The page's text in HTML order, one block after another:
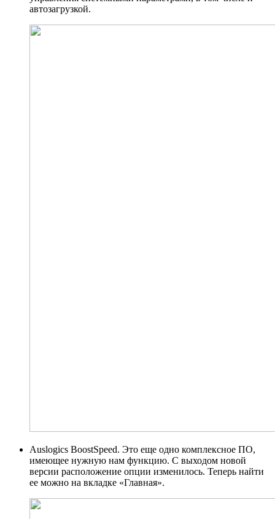
автозагрузкой.
Auslogics BoostSpeed. Это еще одно комплексное ПО,
имеющее нужную нам функцию. С выходом новой
версии расположение опции изменилось. Теперь найти
ее можно на вкладке «Главная».